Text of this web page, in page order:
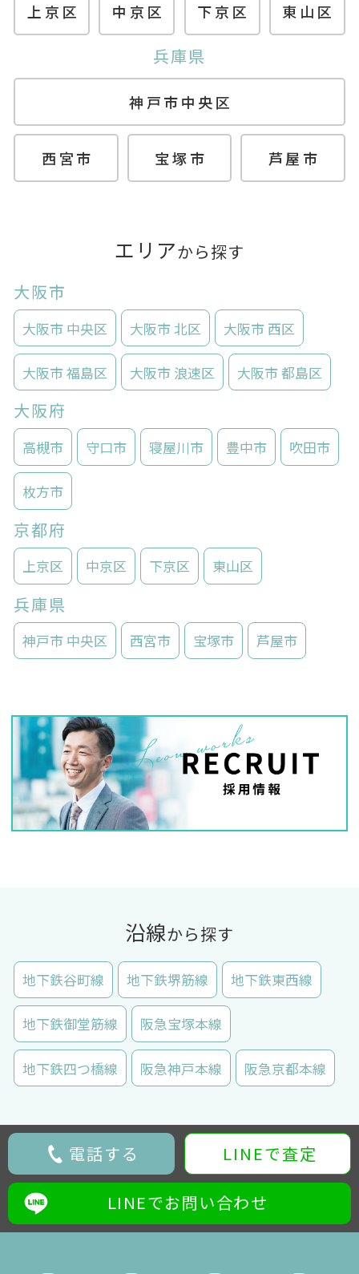
上京区 中京区 下京区 東山区
兵庫県
神戸市中央区
西宮市 宝塚市 芦屋市
エリアから探す
大阪市
大阪市 中央区 大阪市 北区 大阪市 西区
大阪市 福島区 大阪市 浪速区 大阪市 都島区
大阪府
高槻市 守口市 寝屋川市 豊中市 吹田市
枚方市
京都府
上京区 中京区 下京区 東山区
兵庫県
神戸市 中央区 西宮市 宝塚市 芦屋市
沿線から探す
地下鉄谷町線 地下鉄堺筋線 地下鉄東西線
地下鉄御堂筋線 阪急宝塚本線
地下鉄四つ橋線 阪急神戸本線 阪急京都本線
電話する LINEで査定
LINEでお問い合わせ